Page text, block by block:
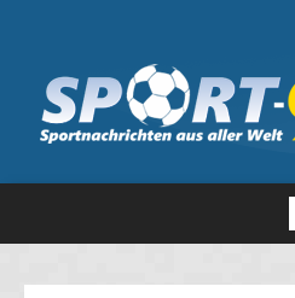
Motorsport
Formel